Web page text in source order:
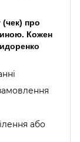
(чек) про
Кожен
або